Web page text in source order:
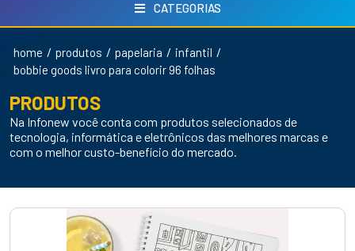
CATEGORIAS
home / produtos / papelaria / infantil /
bobbie goods livro para colorir 96 folhas
PRODUTOS
Na Infonew você conta com produtos selecionados de
tecnologia, informática e eletrônicos das melhores marcas e
com o melhor custo-benefício do mercado.